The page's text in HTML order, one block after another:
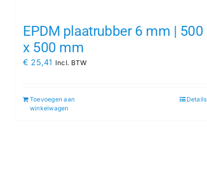
EPDM plaatrubber 6 mm | 500
x 500 mm
€ 25,41 Incl. BTW
Toevoegen aan
winkelwagen
Details